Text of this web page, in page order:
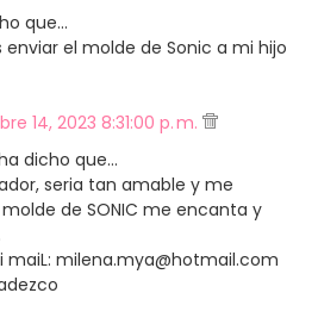
que…
enviar el molde de Sonic a mi hijo
14, 2023 8:31:00 p. m.
dicho que…
seria tan amable y me
de SONIC me encanta y
maiL: milena.mya@hotmail.com